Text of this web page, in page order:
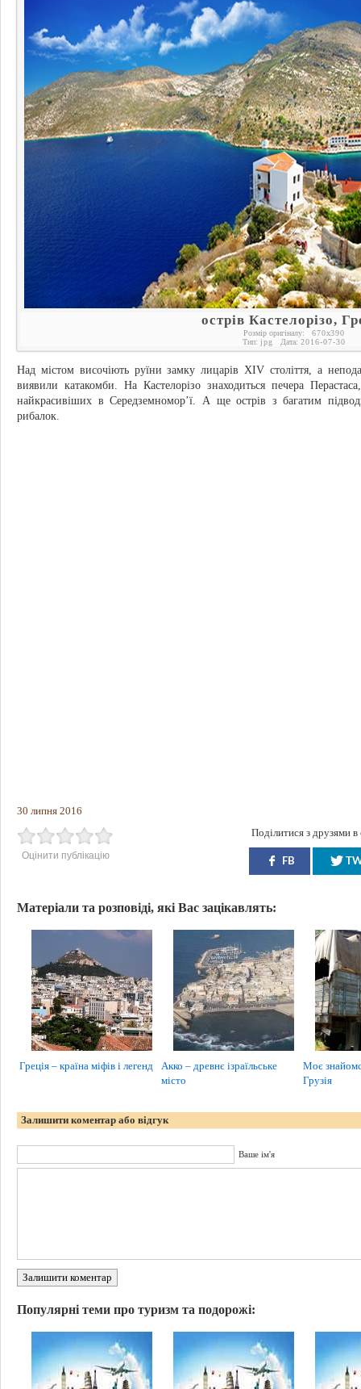
острів Кастелорізо,
Розмір оригіналу: 670x390
Тип: jpg Дата: 2016-07-30
Над містом височіють руїни замку лицарів XIV століття, а
виявили катакомби. На Кастелорізо знаходиться печера
найкрасивіших в Середземномор’ї. А ще острів з багатим
рибалок.
30 липня 2016
Оцінити публікацію
Поділитися з друзями
FB
Матеріали та розповіді, які Вас зацікавлять:
Греція – країна міфів і легенд
Акко – древнє ізраїльське
місто
Моє
Грузія
Залишити коментар або відгук
Ваше ім'я
Залишити коментар
Популярні теми про туризм та подорожі: